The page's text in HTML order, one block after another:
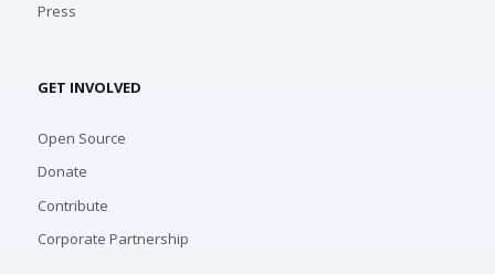
Press
GET INVOLVED
Open Source
Donate
Contribute
Corporate Partnership